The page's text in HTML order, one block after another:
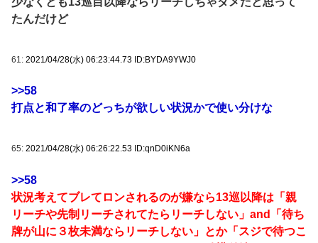
たんだけど
61: 2021/04/28(水) 06:23:44.73 ID:BYDA9YWJ0
>>58
打点と和了率のどっちが欲しい状況かで使い分けな
65: 2021/04/28(水) 06:26:22.53 ID:qnD0iKN6a
>>58
状況考えてブレてロンされるのが嫌なら13巡以降は「親
リーチや先制リーチされてたらリーチしない」and「待ち
牌が山に３枚未満ならリーチしない」とか「スジで待つこ